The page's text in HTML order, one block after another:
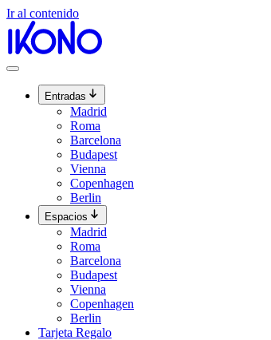
Ir al contenido
Entradas
Madrid
Roma
Barcelona
Budapest
Vienna
Copenhagen
Berlin
Espacios
Madrid
Roma
Barcelona
Budapest
Vienna
Copenhagen
Berlin
Tarjeta Regalo